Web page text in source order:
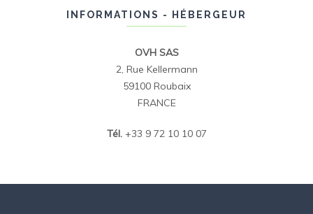
INFORMATIONS - HÉBERGEUR
OVH SAS
2, Rue Kellermann
59100 Roubaix
FRANCE
Tél.+33 9 72 10 10 07